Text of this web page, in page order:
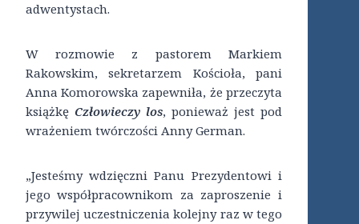
adwentystach.
W rozmowie z pastorem Markiem
Rakowskim, sekretarzem Kościoła, pani
Anna Komorowska zapewniła, że przeczyta
książkę Człowieczy los, ponieważ jest pod
wrażeniem twórczości Anny German.
„Jesteśmy wdzięczni Panu Prezydentowi i
jego współpracownikom za zaproszenie i
przywilej uczestniczenia kolejny raz w tego